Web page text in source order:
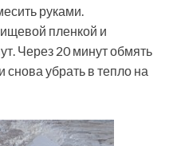
руками.
пленкой и
Через 20 минут обмять
снова убрать в тепло на